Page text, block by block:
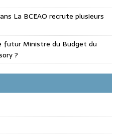
La BCEAO recrute plusieurs
futur Ministre du Budget du
?